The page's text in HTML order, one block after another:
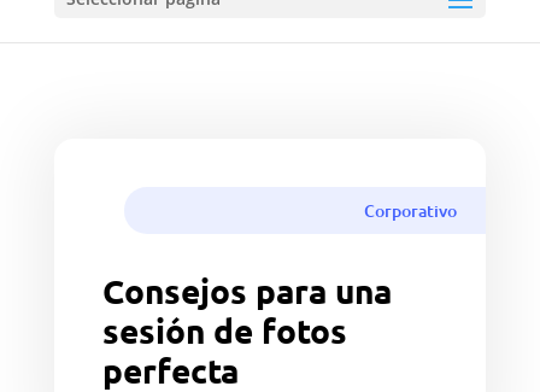
Corporativo
Consejos para una
sesión de fotos
perfecta